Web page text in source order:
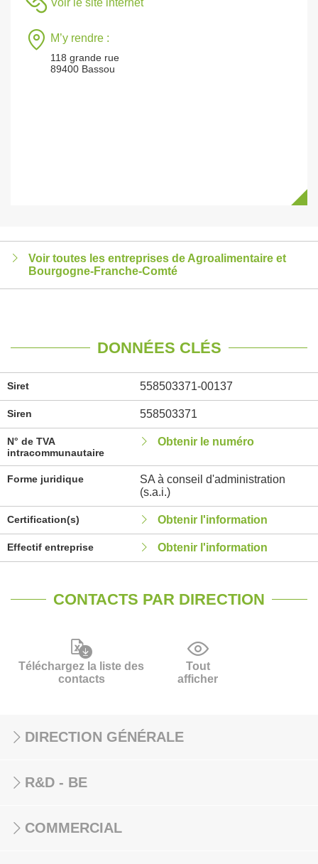
Voir le site internet
M’y rendre :
118 grande rue
89400 Bassou
Voir toutes les entreprises de Agroalimentaire et
Bourgogne-Franche-Comté
DONNÉES CLÉS
Siret 558503371-00137
Siren 558503371
N° de TVA
intracommunautaire
Obtenir le numéro
Forme juridique
SA à conseil d'administration
(s.a.i.)
Certification(s) Obtenir l'information
Effectif entreprise Obtenir l'information
CONTACTS PAR DIRECTION
Téléchargez la liste des
contacts
Tout
afficher
DIRECTION GÉNÉRALE
R&D - BE
COMMERCIAL